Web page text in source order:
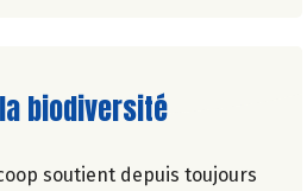
l'article
biodiversité
soutient depuis toujours